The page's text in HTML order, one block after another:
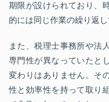
期限が設けられており、
的には同じ作業の繰り返し
また、税理士事務所や法
専門性が異なっていたと
変わりはありません。そ
性と効率性を持って取り